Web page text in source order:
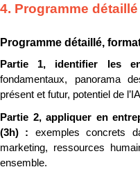
4. Programme
Programme détaillé,
Partie 1, identifier les
fondamentaux, panorama
présent et futur, potentiel de
Partie 2, appliquer en
(3h) : exemples concrets
marketing, ressources
ensemble.